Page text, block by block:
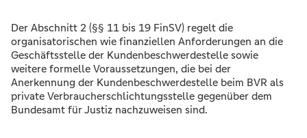
Der Abschnitt 2 (§§ 11 bis 19 FinSV) regelt die
organisatorischen wie finanziellen Anforderungen an die
Geschäftsstelle der Kundenbeschwerdestelle sowie
weitere formelle Voraussetzungen, die bei der
Anerkennung der Kundenbeschwerdestelle beim BVR als
private Verbraucherschlichtungsstelle gegenüber dem
Bundesamt für Justiz nachzuweisen sind.